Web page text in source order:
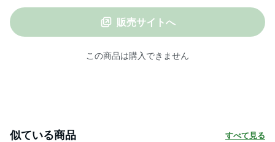
販売サイトへ
この商品は購入できません
似ている商品 すべて見る